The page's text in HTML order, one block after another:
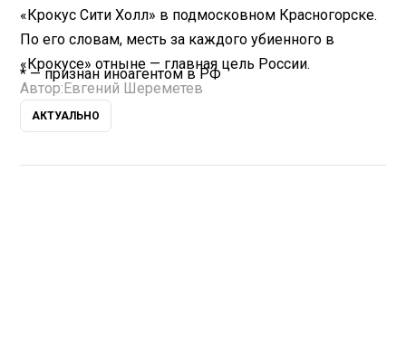
«Крокус Сити Холл» в подмосковном Красногорске.
По его словам, месть за каждого убиенного в
«Крокусе» отныне — главная цель России.
* — признан иноагентом в РФ
Автор: Евгений Шереметев
АКТУАЛЬНО